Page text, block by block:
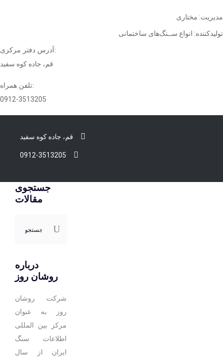
مدیریت: مختاری
تولیدکننده: انواع ســنگهای ساختمانی
آدرس دفتر مرکزی:
قم، جاده کوه سفید
تلفن همراه:
0912-3513205
قم، جاده کوه سفید
0912-3513205
جستجوی
مقالات
برای:
درباره
روشان روز
شرکت روشان
روز به عنوان
مرکز بین المللی
اطلاعات سنگ
ایران از سال